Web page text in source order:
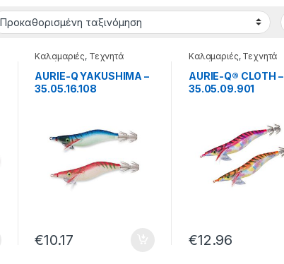
Καλαμαριές, Τεχνητά
δολώματα
AURIE-Q YAKUSHIMA –
35.05.16.108
€10.17
Καλαμαριές, Τεχνητά
δολώματα
AURIE-Q® CLOTH –
35.05.09.901
€12.96